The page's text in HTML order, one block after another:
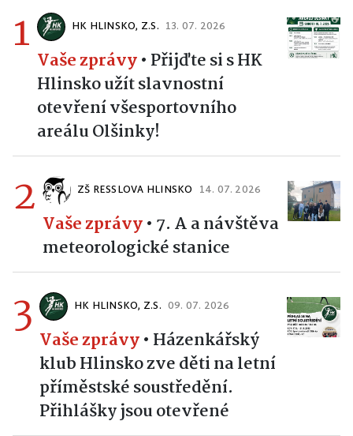
1 HK HLINSKO, Z.S. 13. 07. 2026
Vaše zprávy• Přijďte si s HK
Hlinsko užít slavnostní
otevření všesportovního
areálu Olšinky!
2 ZŠ RESSLOVA HLINSKO 14. 07. 2026
Vaše zprávy• 7. A a návštěva
meteorologické stanice
3 HK HLINSKO, Z.S. 09. 07. 2026
Vaše zprávy• Házenkářský
klub Hlinsko zve děti na letní
příměstské soustředění.
Přihlášky jsou otevřené